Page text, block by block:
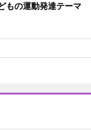
もの運動発達テーマ